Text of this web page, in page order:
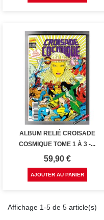
ALBUM RELIÉ CROISADE
COSMIQUE TOME 1 À 3 -...
Prix
59,90 €
AJOUTER AU PANIER
Affichage 1-5 de 5 article(s)